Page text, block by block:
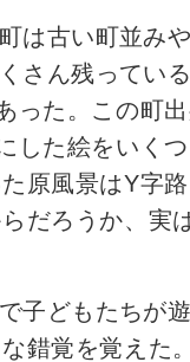
は古い町並み
さん残ってい
った。この町
した絵をいく
原風景はY字
だろうか、実
子どもたちが
錯覚を覚えた